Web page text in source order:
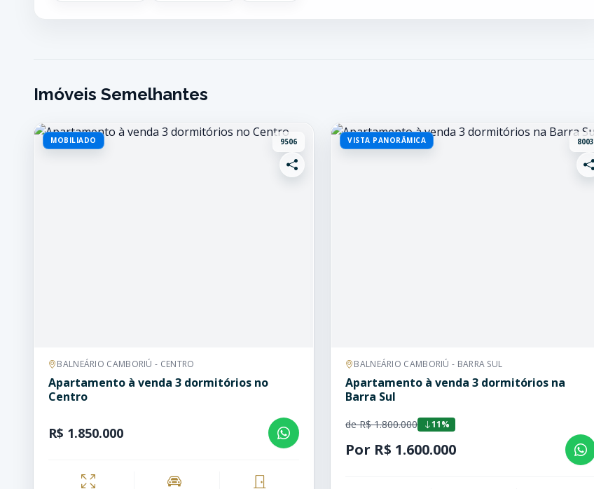
Imóveis Semelhantes
MOBILIADO 9506
BALNEÁRIO CAMBORIÚ - CENTRO
Apartamento à venda 3 dormitórios no
Centro
R$ 1.850.000
VISTA PANORÂMICA 8003
BALNEÁRIO CAMBORIÚ - BARRA SUL
Apartamento à venda 3 dormitórios na
Barra Sul
de R$ 1.800.000 11%
Por R$ 1.600.000